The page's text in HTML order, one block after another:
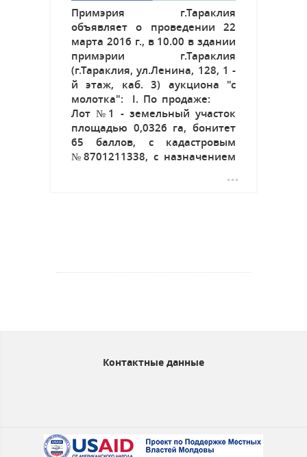
Примэрия г.Тараклия
объявляет о проведении 22
марта 2016 г., в 10.00 в здании
примэрии г.Тараклия
(г.Тараклия, ул.Ленина, 128, 1 -
й этаж, каб. 3) аукциона "с
молотка": I. По продаже:
Лот №1 - земельный участок
площадью 0,0326 га, бонитет
65 баллов, с кадастровым
№8701211338, с назначением
расположенный в г.Тараклия,
Контактные данные